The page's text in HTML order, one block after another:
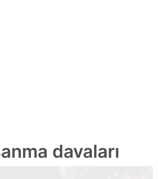
davaları